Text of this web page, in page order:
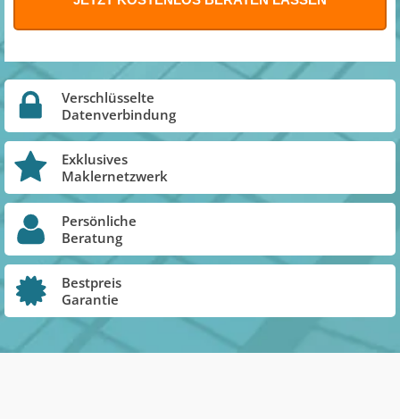
Verschlüsselte
Datenverbindung
Exklusives
Maklernetzwerk
Persönliche
Beratung
Bestpreis
Garantie